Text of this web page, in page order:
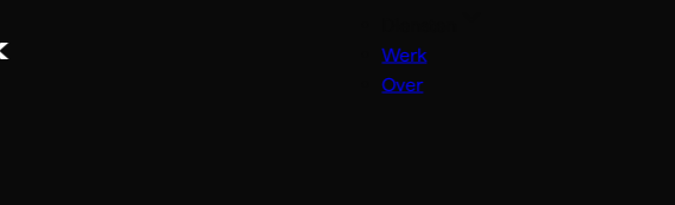
Werk
Over